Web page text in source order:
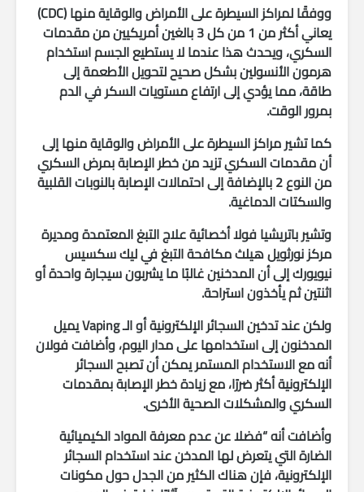
ووفقًا لمراكز السيطرة على الأمراض والوقاية منها (CDC)
يعاني أكثر من 1 من كل 3 بالغين أمريكيين من مقدمات
السكري، ويحدث هذا عندما لا يستطيع الجسم استخدام
هرمون الأنسولين بشكل صحيح لتحويل الأطعمة إلى
طاقة، مما يؤدي إلى ارتفاع مستويات السكر في الدم
بمرور الوقت.
كما تشير مراكز السيطرة على الأمراض والوقاية منها إلى
أن مقدمات السكري تزيد من خطر الإصابة بمرض السكري
من النوع 2 بالإضافة إلى احتمالات الإصابة بالنوبات القلبية
والسكتات الدماغية.
وتشير باتريشيا فولا أخصائية علاج التبغ المعتمدة ومديرة
مركز نورثويل هيلث مكافحة التبغ في ليك سكسيس
نيويورك إلى أن المدخنين غالبًا ما يشربون سيجارة واحدة أو
اثنتين ثم يأخذون استراحة.
ولكن عند تدخين السجائر الإلكترونية أو الـ Vaping يميل
المدخنون إلى استخدامها على مدار اليوم، وأضافت فولان
أنه مع الاستخدام المستمر يمكن أن تصبح السجائر
الإلكترونية أكثر ضررًا، مع زيادة خطر الإصابة بمقدمات
السكري والمشكلات الصحية الأخرى.
وأضافت أنه “فضلا عن عدم معرفة المواد الكيميائية
الضارة التي يتعرض لها المدخن عند استخدام السجائر
الإلكترونية، فإن هناك الكثير من الجدل حول مكونات